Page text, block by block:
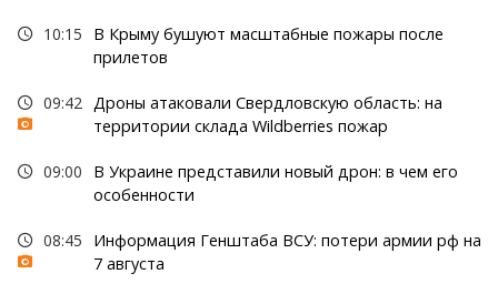
10:15
В Крыму бушуют масштабные пожары после
прилетов
09:42
Дроны атаковали Свердловскую область: на
территории склада Wildberries пожар
09:00
В Украине представили новый дрон: в чем его
особенности
08:45
Информация Генштаба ВСУ: потери армии рф на
7 августа